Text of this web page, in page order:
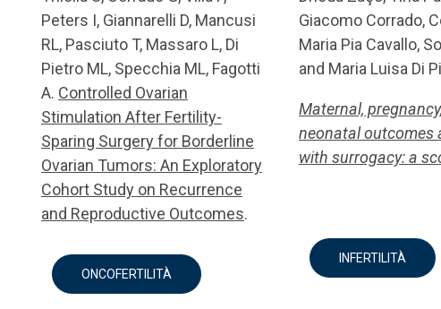
Peters I, Giannarelli D, Mancusi
RL, Pasciuto T, Massaro L, Di
Pietro ML, Specchia ML, Fagotti
A. Controlled Ovarian
Stimulation After Fertility-
Sparing Surgery for Borderline
Ovarian Tumors: An Exploratory
Cohort Study on Recurrence
and Reproductive Outcomes.
ONCOFERTILITÀ
Giacomo Corrado,
Maria Pia Cavallo,
and Maria Luisa Di
Maternal,
neonatal outcomes
with surrogacy: a
INFERTILITÀ